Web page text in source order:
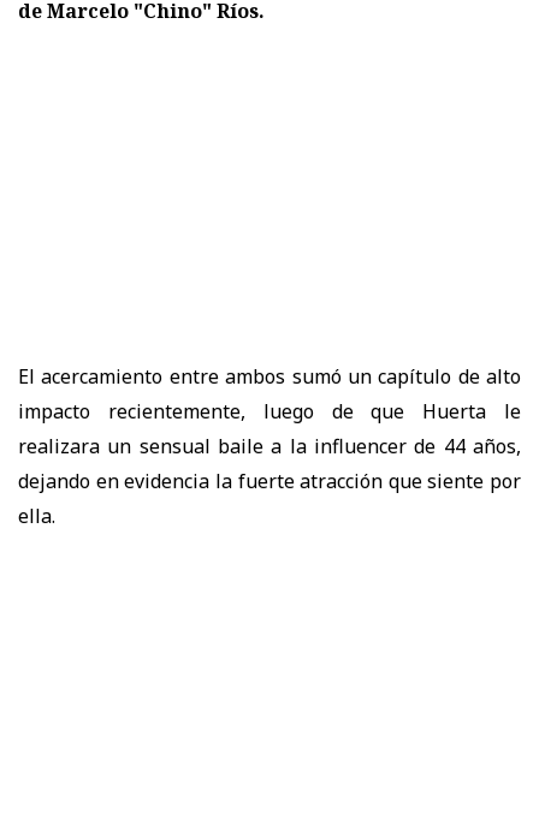
de Marcelo "Chino" Ríos.
El acercamiento entre ambos sumó un capítulo de alto
impacto recientemente, luego de que Huerta le
realizara un sensual baile a la influencer de 44 años,
dejando en evidencia la fuerte atracción que siente por
ella.